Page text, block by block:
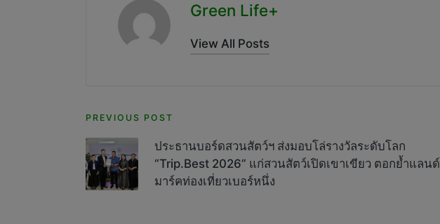
Green Life+
View All Posts
Post
navigation
PREVIOUS POST
ประธานบอร์ดสวนสัตว์ฯ ส่งมอบโล่รางวัลระดับโลก
“Trip.Best 2026” แก่สวนสัตว์เปิดเขาเขียว ตอกย้ำแลนด์
มาร์คท่องเที่ยวเบอร์หนึ่ง